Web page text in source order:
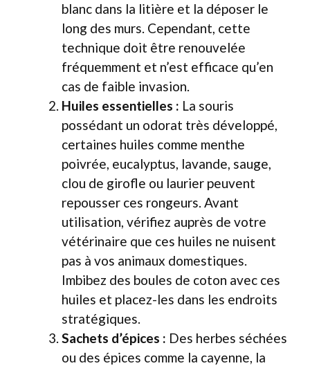
blanc dans la litière et la déposer le
long des murs. Cependant, cette
technique doit être renouvelée
fréquemment et n’est efficace qu’en
cas de faible invasion.
Huiles essentielles : La souris
possédant un odorat très développé,
certaines huiles comme menthe
poivrée, eucalyptus, lavande, sauge,
clou de girofle ou laurier peuvent
repousser ces rongeurs. Avant
utilisation, vérifiez auprès de votre
vétérinaire que ces huiles ne nuisent
pas à vos animaux domestiques.
Imbibez des boules de coton avec ces
huiles et placez-les dans les endroits
stratégiques.
Sachets d’épices : Des herbes séchées
ou des épices comme la cayenne, la